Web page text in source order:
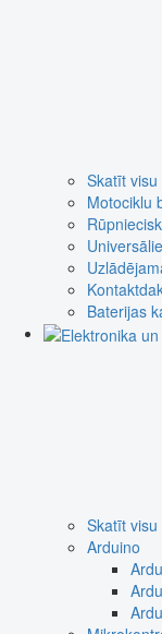
Skatīt
Motociklu
Baterijas
Skatīt
Arduino